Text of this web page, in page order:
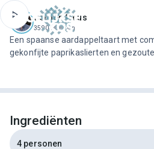
Jeroen Meus
3590 recepten
Een spaanse aardappeltaart met
gekonfijte paprikaslierten en
Ingrediënten
4 personen